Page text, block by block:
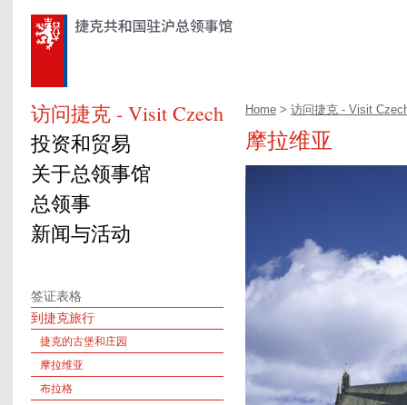
Home > 访问捷克 - Visit
摩拉维亚
访问捷克 - Visit Czech
投资和贸易
关于总领事馆
总领事
新闻与活动
签证表格
到捷克旅行
捷克的古堡和庄园
摩拉维亚
布拉格